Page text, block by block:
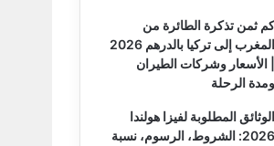
كم ثمن تذكرة الطائرة من
المغرب إلى تركيا بالدرهم 2026
| الأسعار وشركات الطيران
ومدة الرحلة
الوثائق المطلوبة لفيزا هولندا
2026: الشروط، الرسوم، نسبة